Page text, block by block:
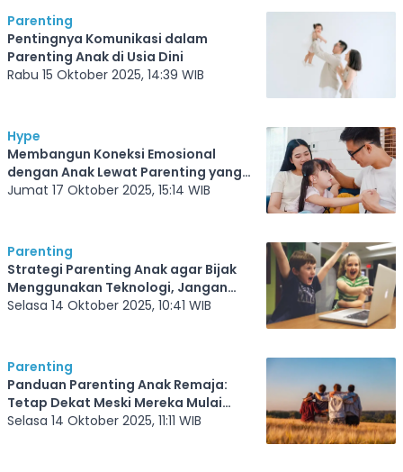
Parenting
Pentingnya Komunikasi dalam
Parenting Anak di Usia Dini
Rabu 15 Oktober 2025, 14:39 WIB
Hype
Membangun Koneksi Emosional
dengan Anak Lewat Parenting yang
Tepat
Jumat 17 Oktober 2025, 15:14 WIB
Parenting
Strategi Parenting Anak agar Bijak
Menggunakan Teknologi, Jangan
Sampai Salah Kehilangan Aktifitas
Selasa 14 Oktober 2025, 10:41 WIB
Parenting
Panduan Parenting Anak Remaja:
Tetap Dekat Meski Mereka Mulai
Mandiri
Selasa 14 Oktober 2025, 11:11 WIB